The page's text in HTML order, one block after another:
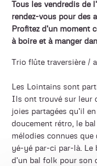
Tous les vendredis de
rendez-vous pour des
Profitez d'un moment
à boire et à manger
Trio flûte traversière /
Les Lointains sont
Ils ont trouvé sur leur
joies partagées qu'il
doucement rétro, le
mélodies connues
yé-yé par-ci par-là. Le
d'un bal folk pour son